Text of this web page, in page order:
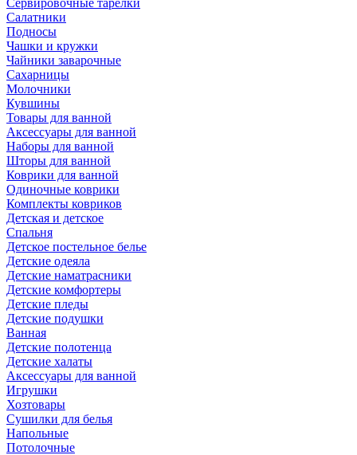
Сервировочные тарелки
Салатники
Подносы
Чашки и кружки
Чайники заварочные
Сахарницы
Молочники
Кувшины
Товары для ванной
Аксессуары для ванной
Наборы для ванной
Шторы для ванной
Коврики для ванной
Одиночные коврики
Комплекты ковриков
Детская и детское
Спальня
Детское постельное белье
Детские одеяла
Детские наматрасники
Детские комфортеры
Детские пледы
Детские подушки
Ванная
Детские полотенца
Детские халаты
Аксессуары для ванной
Игрушки
Хозтовары
Сушилки для белья
Напольные
Потолочные